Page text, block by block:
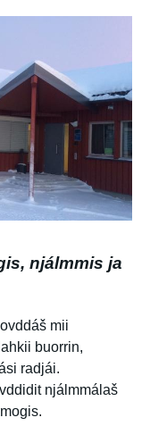
njálmmis ja
mii
buorrin,
radjái.
njálmmálaš